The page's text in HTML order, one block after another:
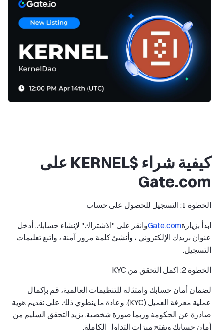
كيفية شراء $KERNEL على
Gate.com
الخطوة 1: التسجيل للحصول على حساب
ابدأ بزيارةGate.comوانقر على "الاشتراك" لإنشاء حسابك. أدخل
عنوان بريدك الإلكتروني ، وأنشئ كلمة مرور آمنة ، واتبع تعليمات
التسجيل.
الخطوة 2: اكمل التحقق من KYC
لضمان أمان حسابك وامتثاله للتنظيمات العالمية، قم بإكمال
عملية معرفة العميل (KYC). وعادة ما ينطوي ذلك على تقديم هوية
صادرة عن الحكومة وربما صورة شخصية. يزيد التحقق السليم من
أمان حسابك ويفتح ميزات التداول الكاملة.